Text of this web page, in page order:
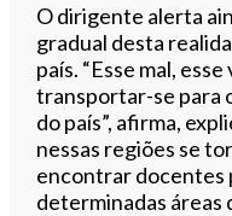
O dirigente alerta
gradual desta
país. “Esse mal,
transportar-se para
do país”, afirma,
nessas regiões se
encontrar docentes
determinadas áreas